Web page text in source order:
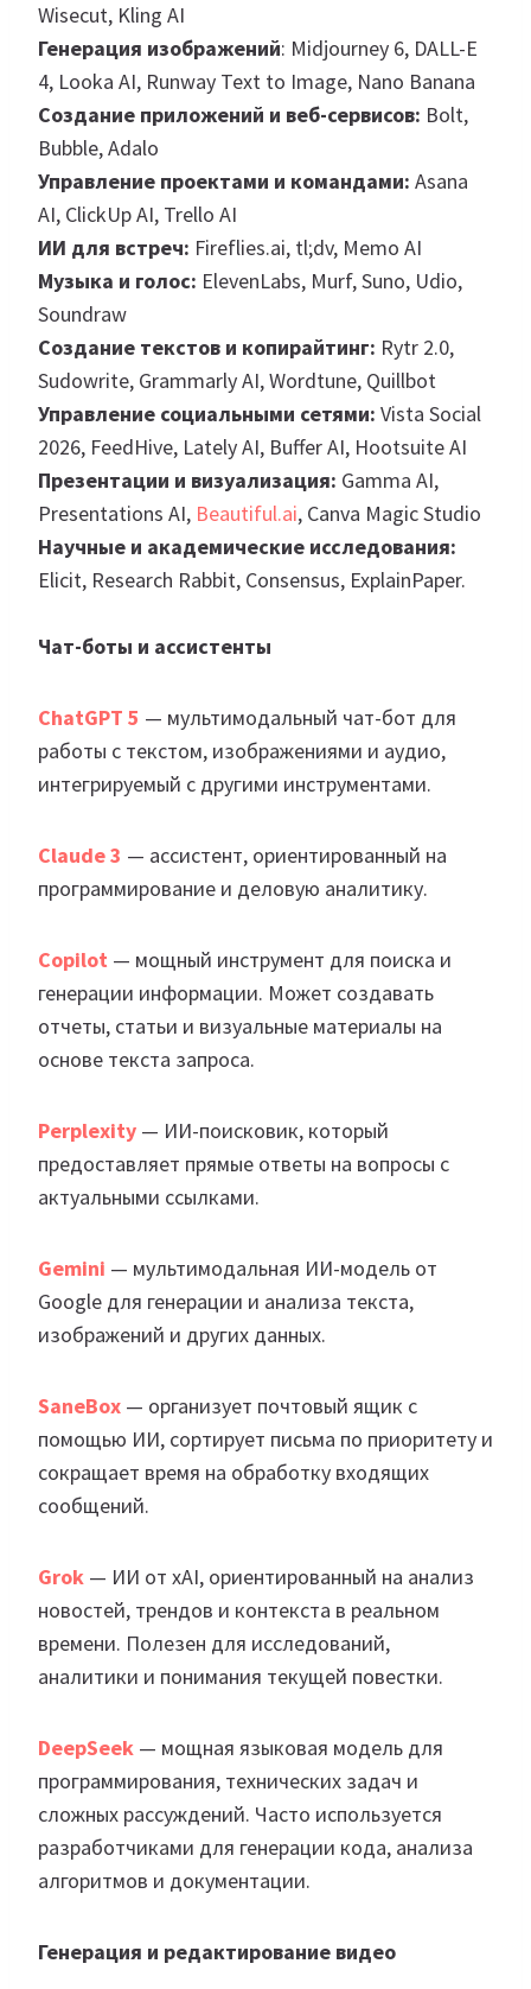
Wisecut, Kling AI
Генерация изображений: Midjourney 6, DALL-E
4, Looka AI, Runway Text to Image, Nano Banana
Создание приложений и веб-сервисов: Bolt,
Bubble, Adalo
Управление проектами и командами: Asana
AI, ClickUp AI, Trello AI
ИИ для встреч: Fireflies.ai, tl;dv, Memo AI
Музыка и голос: ElevenLabs, Murf, Suno, Udio,
Soundraw
Создание текстов и копирайтинг: Rytr 2.0,
Sudowrite, Grammarly AI, Wordtune, Quillbot
Управление социальными сетями: Vista Social
2026, FeedHive, Lately AI, Buffer AI, Hootsuite AI
Презентации и визуализация: Gamma AI,
Presentations AI, Beautiful.ai, Canva Magic Studio
Научные и академические исследования:
Elicit, Research Rabbit, Consensus, ExplainPaper.
Чат-боты и ассистенты
ChatGPT 5 — мультимодальный чат-бот для
работы с текстом, изображениями и аудио,
интегрируемый с другими инструментами.
Claude 3 — ассистент, ориентированный на
программирование и деловую аналитику.
Copilot — мощный инструмент для поиска и
генерации информации. Может создавать
отчеты, статьи и визуальные материалы на
основе текста запроса.
Perplexity — ИИ-поисковик, который
предоставляет прямые ответы на вопросы с
актуальными ссылками.
Gemini — мультимодальная ИИ-модель от
Google для генерации и анализа текста,
изображений и других данных.
SaneBox — организует почтовый ящик с
помощью ИИ, сортирует письма по приоритету и
сокращает время на обработку входящих
сообщений.
Grok — ИИ от xAI, ориентированный на анализ
новостей, трендов и контекста в реальном
времени. Полезен для исследований,
аналитики и понимания текущей повестки.
DeepSeek — мощная языковая модель для
программирования, технических задач и
сложных рассуждений. Часто используется
разработчиками для генерации кода, анализа
алгоритмов и документации.
Генерация и редактирование видео